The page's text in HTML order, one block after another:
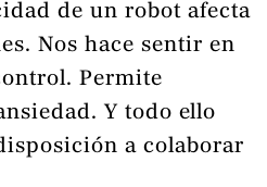
de un robot afecta
Nos hace sentir en
Permite
Y todo ello
a colaborar